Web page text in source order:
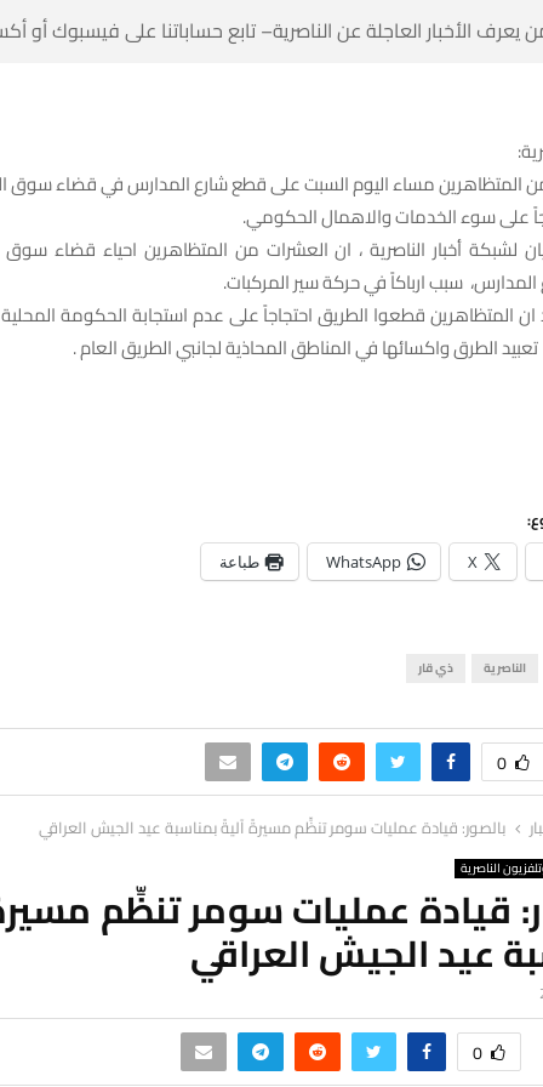
الأخبار العاجلة عن الناصرية– تابع حساباتنا على فيسبوك أو
المتظاهرين مساء اليوم السبت على قطع شارع المدارس في قضاء سوق
على سوء الخدمات والاهمال الحكومي.
لشبكة أخبار الناصرية ، ان العشرات من المتظاهرين احياء قضاء
سبب ارباكاً في حركة سير المركبات.
المتظاهرين قطعوا الطريق احتجاجاً على عدم استجابة الحكومة المحلية
الطرق واكسائها في المناطق المحاذية لجانبي الطريق العام .
X
WhatsApp طباعة
الناصرية ذي قار
0
بالصور: قيادة عمليات سومر تنظِّم مسيرةً آليةً بمناسبة عيد الجيش العراقي
الناصرية
قيادة عمليات سومر تنظِّم
عيد الجيش العراقي
0